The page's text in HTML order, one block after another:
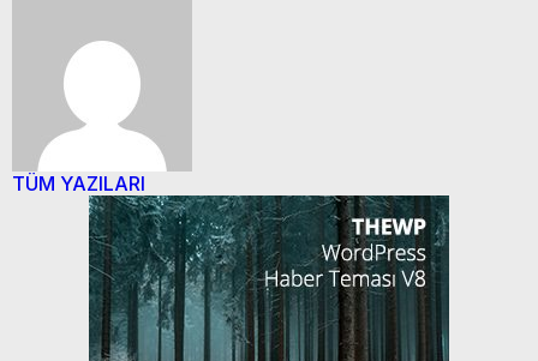
TÜM YAZILARI